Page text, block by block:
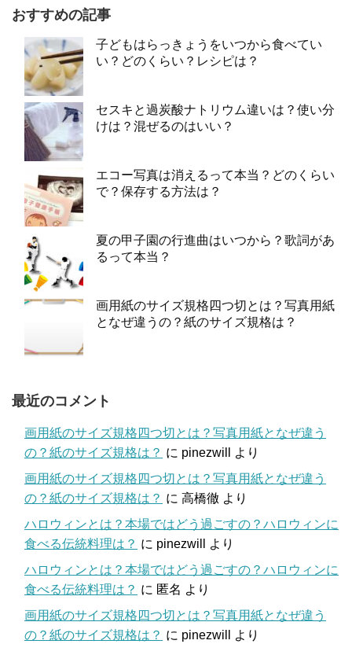
おすすめの記事
子どもはらっきょうをいつから食べてい
い？どのくらい？レシピは？
セスキと過炭酸ナトリウム違いは？使い分
けは？混ぜるのはいい？
エコー写真は消えるって本当？どのくらい
で？保存する方法は？
夏の甲子園の行進曲はいつから？歌詞があ
るって本当？
画用紙のサイズ規格四つ切とは？写真用紙
となぜ違うの？紙のサイズ規格は？
最近のコメント
画用紙のサイズ規格四つ切とは？写真用紙となぜ違う
の？紙のサイズ規格は？ に pinezwill
より
画用紙のサイズ規格四つ切とは？写真用紙となぜ違う
の？紙のサイズ規格は？ に 高橋徹 より
ハロウィンとは？本場ではどう過ごすの？ハロウィンに
食べる伝統料理は？ に pinezwill
より
ハロウィンとは？本場ではどう過ごすの？ハロウィンに
食べる伝統料理は？ に 匿名 より
画用紙のサイズ規格四つ切とは？写真用紙となぜ違う
の？紙のサイズ規格は？ に pinezwill より